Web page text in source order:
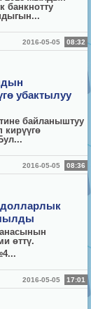
банкнотту
2016-05-05 08:32
убактылуу
байланыштуу
кирүүгө
2016-05-05 08:36
долларлык
өттү.
2016-05-05 17:01